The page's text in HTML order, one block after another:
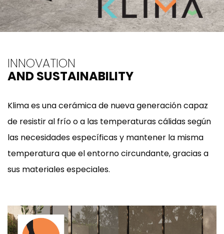
INNOVATION
AND SUSTAINABILITY
Klima es una cerámica de nueva generación capaz
de resistir al frío o a las temperaturas cálidas según
las necesidades específicas y mantener la misma
temperatura que el entorno circundante, gracias a
sus materiales especiales.